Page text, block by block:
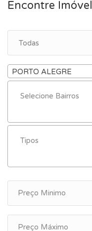
Encontre Imóvel
PORTO ALEGRE